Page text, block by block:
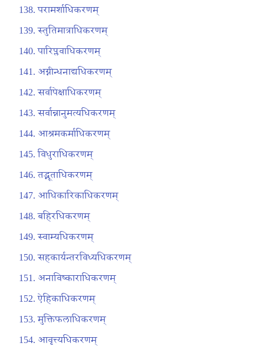
परामर्शाधिकरणम्
स्तुतिमात्राधिकरणम्
पारिप्लवाधिकरणम्
अग्नीन्धनाद्यधिकरणम्
सर्वापेक्षाधिकरणम्
सर्वान्नानुमत्यधिकरणम्
आश्रमकर्माधिकरणम्
विधुराधिकरणम्
तद्भूताधिकरणम्
आधिकारिकाधिकरणम्
बहिरधिकरणम्
स्वाम्यधिकरणम्
सहकार्यन्तरविध्यधिकरणम्
अनाविष्काराधिकरणम्
ऐहिकाधिकरणम्
मुक्तिफलाधिकरणम्
आवृत्त्यधिकरणम्